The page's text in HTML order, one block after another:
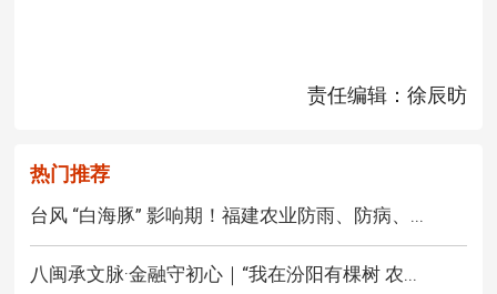
责任编辑：徐辰昉
热门推荐
台风 “白海豚” 影响期！福建农业防雨、防病、...
八闽承文脉·金融守初心｜“我在汾阳有棵树 农...